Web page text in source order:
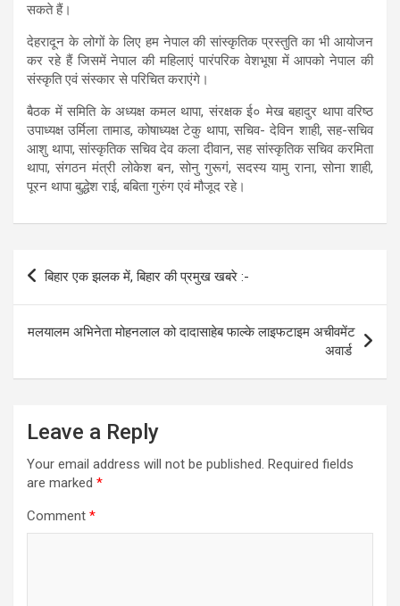
सकते हैं।
देहरादून के लोगों के लिए हम नेपाल की सांस्कृतिक प्रस्तुति का भी आयोजन
कर रहे हैं जिसमें नेपाल की महिलाएं पारंपरिक वेशभूषा में आपको नेपाल की
संस्कृति एवं संस्कार से परिचित कराएंगे।
बैठक में समिति के अध्यक्ष कमल थापा, संरक्षक ई० मेख बहादुर थापा वरिष्ठ
उपाध्यक्ष उर्मिला तामाड, कोषाध्यक्ष टेकु थापा, सचिव- देविन शाही, सह-सचिव
आशु थापा, सांस्कृतिक सचिव देव कला दीवान, सह सांस्कृतिक सचिव करमिता
थापा, संगठन मंत्री लोकेश बन, सोनु गुरूगं, सदस्य यामु राना, सोना शाही,
पूरन थापा बुद्धेश राई, बबिता गुरुंग एवं मौजूद रहे।
Post
navigation
बिहार एक झलक में, बिहार की प्रमुख खबरे :-
मलयालम अभिनेता मोहनलाल को दादासाहेब फाल्के लाइफटाइम अचीवमेंट
अवार्ड
Leave a Reply
Your email address will not be published. Required fields
are marked *
Comment *